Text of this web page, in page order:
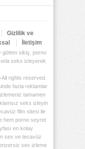
Gizlilik ve
İletişim
sikiş, porno
seks izleyerek
All rights reserved.
fazla reklamlar
tamamen
seks izleyin
film sitesi ile
hem porno seyret
en kolay
sex ve tecavüz
sex izleme